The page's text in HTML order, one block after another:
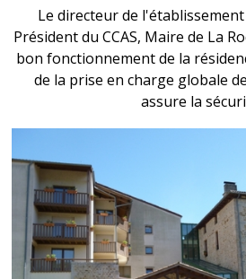
Le directeur de
Président du CCAS, Maire de La
bon fonctionnement de la
de la prise en charge globale
assure la